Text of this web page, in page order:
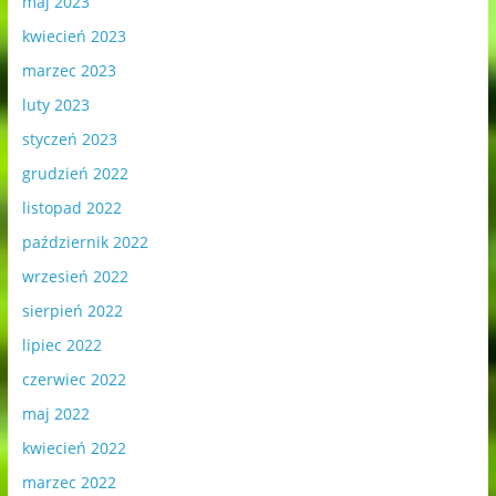
kwiecień 2023
marzec 2023
luty 2023
styczeń 2023
grudzień 2022
listopad 2022
październik 2022
wrzesień 2022
sierpień 2022
lipiec 2022
czerwiec 2022
maj 2022
kwiecień 2022
marzec 2022